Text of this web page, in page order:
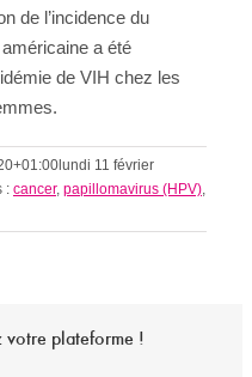
de l’incidence du
a été
de VIH chez les
lundi 11 février
: cancer, papillomavirus (HPV)
votre plateforme !